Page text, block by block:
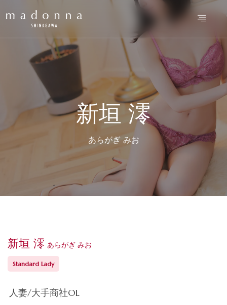
新垣 澪
あらがぎ みお
新垣 澪 あらがぎ みお
Standard Lady
人妻/大手商社OL